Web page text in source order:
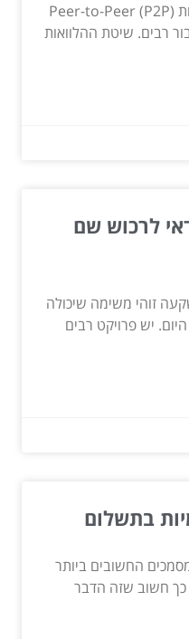
בנוף הפיננסי המתפתח, הלוואות Peer-to-Peer (P2P)
רבים. שיטת ההלוואות
לרכוש שם
זוהי משימה שיכולה
יש פרויקט רבים
בתשלום
החשובים ביותר
כך חשוב שזה הדבר